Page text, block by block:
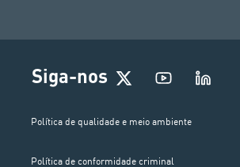
Siga-nos
Política de qualidade e meio ambiente
Política de conformidade criminal